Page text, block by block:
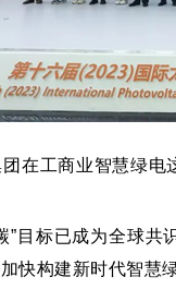
在工商业智慧绿
”目标已成为全球
快构建新时代智慧